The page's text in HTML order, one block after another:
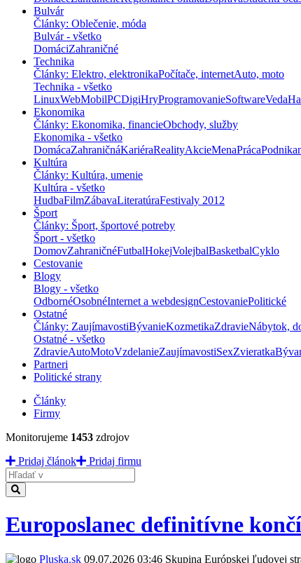
Bulvár
Články: Oblečenie, móda
Bulvár - všetko
DomáciZahraničné
Technika
Články: Elektro, elektronikaPočítače, internetAuto, moto
Technika - všetko
LinuxWebMobilPCDigiHryProgramovanieSoftwareVeda
Ekonomika
Články: Ekonomika, financieObchody, služby
Ekonomika - všetko
DomácaZahraničnáKariéraRealityAkcieMenaPráca
Kultúra
Články: Kultúra, umenie
Kultúra - všetko
HudbaFilmZábavaLiteratúraFestivaly 2012
Šport
Články: Šport, športové potreby
Šport - všetko
DomovZahraničnéFutbalHokejVolejbalBasketbalCyklo
Cestovanie
Blogy
Blogy - všetko
OdbornéOsobnéInternet a webdesignCestovaniePolitické
Ostatné
Články: ZaujímavostiBývanieKozmetikaZdravieNábytok,
Ostatné - všetko
ZdravieAutoMotoVzdelanieZaujímavostiSexZvieratka
Partneri
Politické strany
Články
Firmy
Monitorujeme 1453 zdrojov
Pridaj článok
Pridaj firmu
Hladať
Europoslanec definitívne
Pluska.sk 09.07.2026 03:46 Skupina Európskej ľudovej